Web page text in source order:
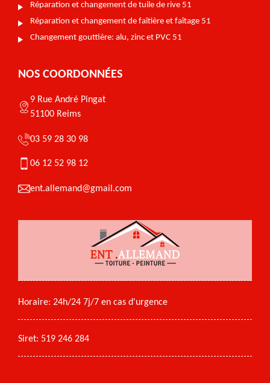
Réparation et changement de tuile de rive 51
Réparation et changement de faîtière et faîtage 51
Changement gouttière: alu, zinc et PVC 51
NOS COORDONNÉES
9 Rue André Pingat
51100 Reims
03 59 28 30 98
06 12 52 98 12
ent.allemand@gmail.com
Horaire: 24h/24 7j/7 en cas d'urgence
Siret: 519 246 284